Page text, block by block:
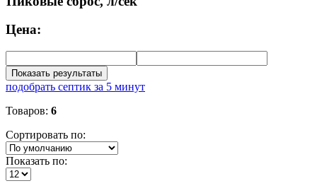
Цена:
Показать результаты
подобрать септик за 5 минут
Товаров: 6
Сортировать по:
Показать по: